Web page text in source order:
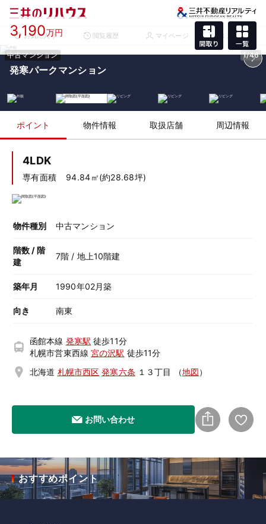
お気に入り 閲覧履歴 マイページ メニュー
中古マンション 1/46
3,190万円
発寒パークマンション
ポイント 物件情報 取扱店舗 周辺情報
4LDK
専有面積 94.84㎡(約28.68坪)
物件種別 中古マンション
階数 / 階
建
7階 / 地上10階建
築年月 1990年02月築
向き 南東
函館本線 発寒駅 徒歩11分
札幌市営東西線 宮の沢駅 徒歩11分
北海道 札幌市西区 発寒六条 １３丁目 （地図）
お問い合わせ
おすすめポイント